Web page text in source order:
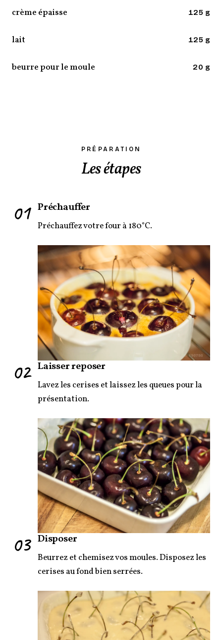
crème épaisse 125 g
lait 125 g
beurre pour le moule 20 g
PRÉPARATION
Les étapes
01 Préchauffer
Préchauffez votre four à 180°C.
02 Laisser reposer
Lavez les cerises et laissez les queues pour la
présentation.
03 Disposer
Beurrez et chemisez vos moules. Disposez les
cerises au fond bien serrées.